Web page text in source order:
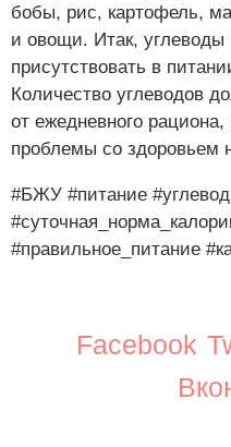
бобы, рис, картофель,
и овощи. Итак,
присутствовать в
Количество углеводов
от ежедневного
проблемы со здоровьем
#БЖУ #питание
#правильное_питание
Facebook